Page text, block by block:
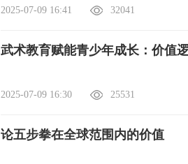
2025-07-09 16:41 32041
武术教育赋能青少年成长：价值
2025-07-09 16:30 25531
论五步拳在全球范围内的价值